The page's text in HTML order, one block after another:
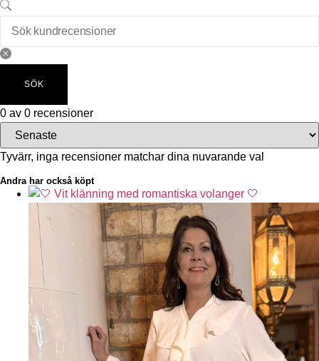
SÖK
0 av 0 recensioner
Tyvärr, inga recensioner matchar dina nuvarande val
Andra har också köpt